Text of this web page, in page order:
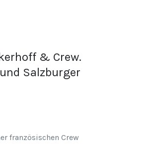
& Crew.
Salzburger
französischen Crew